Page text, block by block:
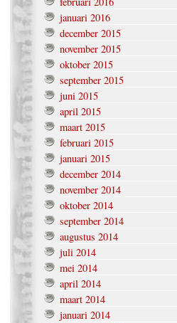
januari 2016
december 2015
november 2015
oktober 2015
september 2015
juni 2015
april 2015
maart 2015
februari 2015
januari 2015
december 2014
november 2014
oktober 2014
september 2014
augustus 2014
juli 2014
mei 2014
april 2014
maart 2014
januari 2014